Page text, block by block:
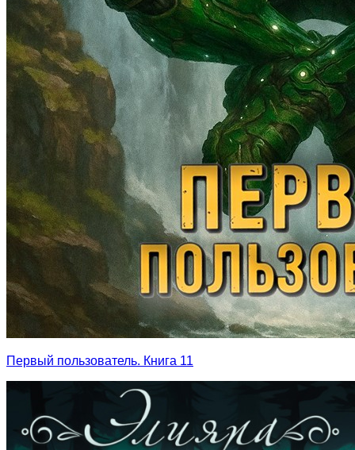
Первый пользователь. Книга 11